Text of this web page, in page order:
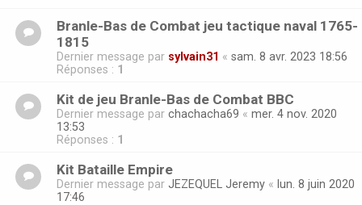
Branle-Bas de Combat jeu tactique naval 1765-
1815
Dernier message par sylvain31 « sam. 8 avr. 2023 18:56
Réponses : 1
Kit de jeu Branle-Bas de Combat BBC
Dernier message par chachacha69 « mer. 4 nov. 2020
13:53
Réponses : 1
Kit Bataille Empire
Dernier message par JEZEQUEL Jeremy « lun. 8 juin 2020
17:46